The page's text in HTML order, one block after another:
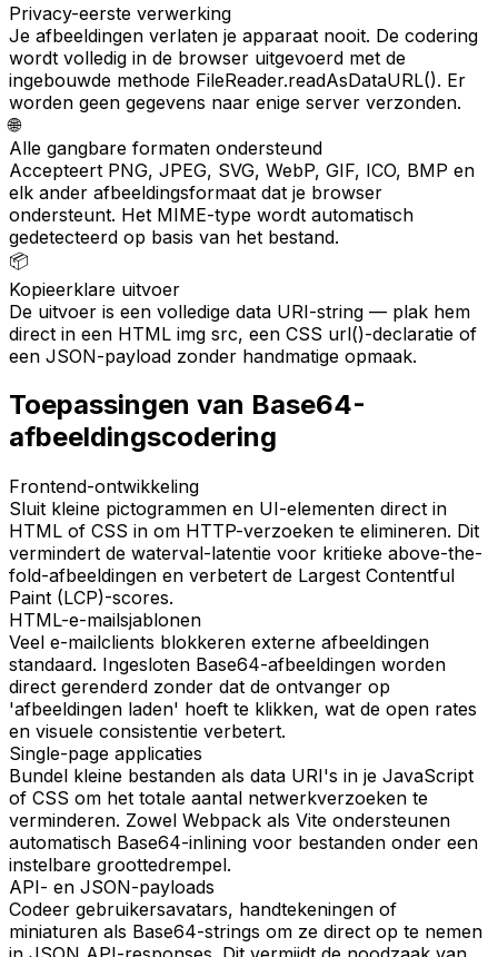
Privacy-eerste verwerking
Je afbeeldingen verlaten je apparaat nooit. De codering
wordt volledig in de browser uitgevoerd met de
ingebouwde methode FileReader.readAsDataURL(). Er
worden geen gegevens naar enige server verzonden.
🌐
Alle gangbare formaten ondersteund
Accepteert PNG, JPEG, SVG, WebP, GIF, ICO, BMP en
elk ander afbeeldingsformaat dat je browser
ondersteunt. Het MIME-type wordt automatisch
gedetecteerd op basis van het bestand.
📦
Kopieerklare uitvoer
De uitvoer is een volledige data URI-string — plak hem
direct in een HTML img src, een CSS url()-declaratie of
een JSON-payload zonder handmatige opmaak.
Toepassingen van Base64-
afbeeldingscodering
Frontend-ontwikkeling
Sluit kleine pictogrammen en UI-elementen direct in
HTML of CSS in om HTTP-verzoeken te elimineren. Dit
vermindert de waterval-latentie voor kritieke above-the-
fold-afbeeldingen en verbetert de Largest Contentful
Paint (LCP)-scores.
HTML-e-mailsjablonen
Veel e-mailclients blokkeren externe afbeeldingen
standaard. Ingesloten Base64-afbeeldingen worden
direct gerenderd zonder dat de ontvanger op
'afbeeldingen laden' hoeft te klikken, wat de open rates
en visuele consistentie verbetert.
Single-page applicaties
Bundel kleine bestanden als data URI's in je JavaScript
of CSS om het totale aantal netwerkverzoeken te
verminderen. Zowel Webpack als Vite ondersteunen
automatisch Base64-inlining voor bestanden onder een
instelbare groottedrempel.
API- en JSON-payloads
Codeer gebruikersavatars, handtekeningen of
miniaturen als Base64-strings om ze direct op te nemen